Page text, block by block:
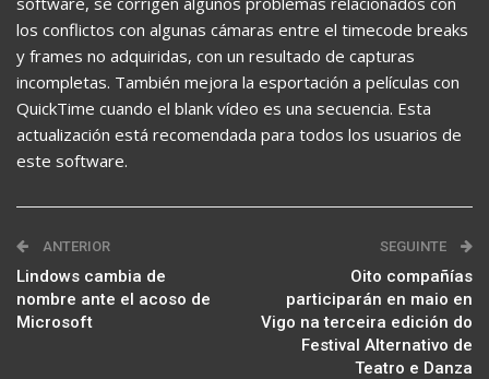
los conflictos con algunas cámaras entre el timecode breaks
y frames no adquiridas, con un resultado de capturas
incompletas. También mejora la esportación a películas con
QuickTime cuando el blank vídeo es una secuencia. Esta
actualización está recomendada para todos los usuarios de
este software.
ANTERIOR
Lindows cambia de
nombre ante el acoso de
Microsoft
SEGUINTE
Oito compañías
participarán en maio en
Vigo na terceira edición do
Festival Alternativo de
Teatro e Danza